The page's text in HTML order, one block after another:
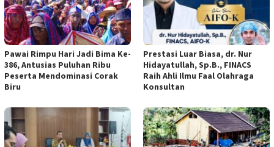
Pawai Rimpu Hari Jadi Bima Ke-
386, Antusias Puluhan Ribu
Peserta Mendominasi Corak
Biru
Prestasi Luar Biasa, dr. Nur
Hidayatullah, Sp.B., FINACS
Raih Ahli Ilmu Faal Olahraga
Konsultan